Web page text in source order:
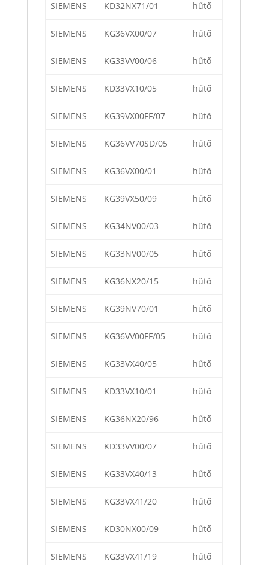
SIEMENS KD32NX71/01 hűtő
SIEMENS KG36VX00/07 hűtő
SIEMENS KG33VV00/06 hűtő
SIEMENS KD33VX10/05 hűtő
SIEMENS KG39VX00FF/07 hűtő
SIEMENS KG36VV70SD/05 hűtő
SIEMENS KG36VX00/01 hűtő
SIEMENS KG39VX50/09 hűtő
SIEMENS KG34NV00/03 hűtő
SIEMENS KG33NV00/05 hűtő
SIEMENS KG36NX20/15 hűtő
SIEMENS KG39NV70/01 hűtő
SIEMENS KG36VV00FF/05 hűtő
SIEMENS KG33VX40/05 hűtő
SIEMENS KD33VX10/01 hűtő
SIEMENS KG36NX20/96 hűtő
SIEMENS KD33VV00/07 hűtő
SIEMENS KG33VX40/13 hűtő
SIEMENS KG33VX41/20 hűtő
SIEMENS KD30NX00/09 hűtő
SIEMENS KG33VX41/19 hűtő